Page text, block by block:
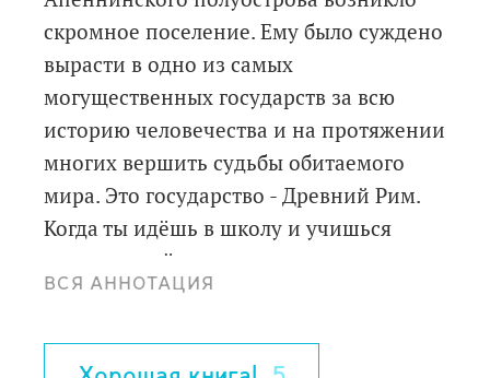
скромное поселение. Ему было суждено
вырасти в одно из самых
могущественных государств за всю
историю человечества и на протяжении
многих вершить судьбы обитаемого
мира. Это государство - Древний Рим.
Когда ты идёшь в школу и учишься
письму и счёту, когда ходишь по
улицам современного города, когда
когда употребляешь слова "компьютер"
ВСЯ АННОТАЦИЯ